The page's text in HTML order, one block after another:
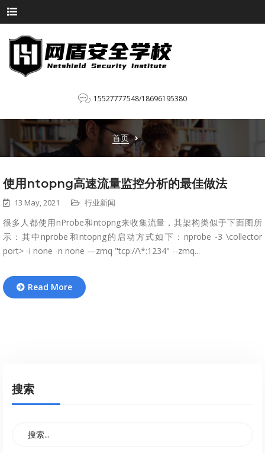
15527777548/18696195380
首页
使用ntopng高速流量监控分析的最佳做法
13 May, 2021 行业新闻
很多人都使用nProbe和ntopng来收集流量，其架构类似于下面图所
示：其中nprobe和ntopng的启动方式如下：nprobe -3 \collector
port> -i none -n none —zmq "tcp://\*:1234" --zmq...
Read More
搜索